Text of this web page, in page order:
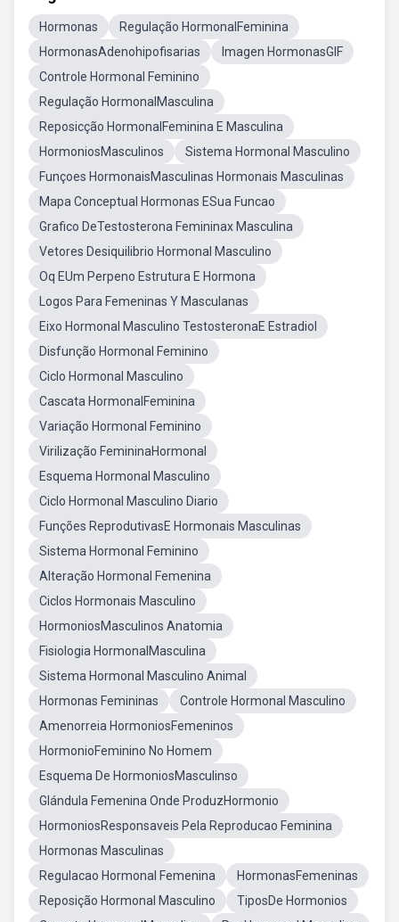
Hormonas
Regulação HormonalFeminina
HormonasAdenohipofisarias
Imagen HormonasGIF
Controle Hormonal Feminino
Regulação HormonalMasculina
Reposicção HormonalFeminina E Masculina
HormoniosMasculinos
Sistema Hormonal Masculino
Funçoes HormonaisMasculinas Hormonais Masculinas
Mapa Conceptual Hormonas ESua Funcao
Grafico DeTestosterona Femininax Masculina
Vetores Desiquilibrio Hormonal Masculino
Oq EUm Perpeno Estrutura E Hormona
Logos Para Femeninas Y Masculanas
Eixo Hormonal Masculino TestosteronaE Estradiol
Disfunção Hormonal Feminino
Ciclo Hormonal Masculino
Cascata HormonalFeminina
Variação Hormonal Feminino
Virilização FemininaHormonal
Esquema Hormonal Masculino
Ciclo Hormonal Masculino Diario
Funções ReprodutivasE Hormonais Masculinas
Sistema Hormonal Feminino
Alteração Hormonal Femenina
Ciclos Hormonais Masculino
HormoniosMasculinos Anatomia
Fisiologia HormonalMasculina
Sistema Hormonal Masculino Animal
Hormonas Femininas
Controle Hormonal Masculino
Amenorreia HormoniosFemeninos
HormonioFeminino No Homem
Esquema De HormoniosMasculinso
Glándula Femenina Onde ProduzHormonio
HormoniosResponsaveis Pela Reproducao Feminina
Hormonas Masculinas
Regulacao Hormonal Femenina
HormonasFemeninas
Reposição Hormonal Masculino
TiposDe Hormonios